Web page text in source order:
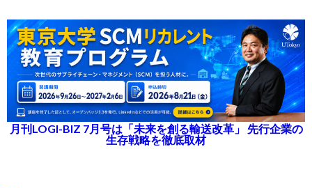
月刊LOGI-BIZ 7月号は「未来を創る輸送改革」 先行企業の
生存戦略を徹底取材